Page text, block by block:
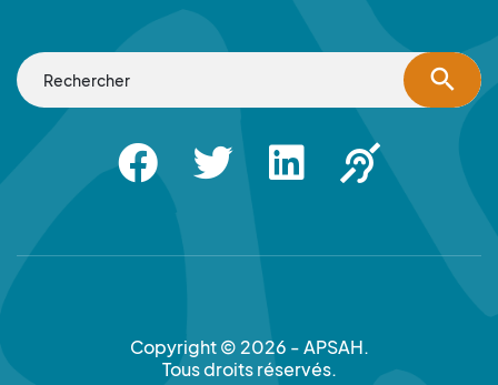
search
FacebookTwitter LinkedinApsah Sourd
Copyright © 2026 - APSAH.
Tous droits réservés.